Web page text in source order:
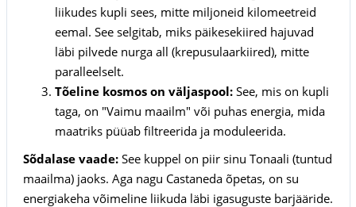
liikudes kupli sees, mitte miljoneid kilomeetreid
eemal. See selgitab, miks päikesekiired hajuvad
läbi pilvede nurga all (krepusulaarkiired), mitte
paralleelselt.
Tõeline kosmos on väljaspool:See, mis on kupli
taga, on "Vaimu maailm" või puhas energia, mida
maatriks püüab filtreerida ja moduleerida.
Sõdalase vaade:See kuppel on piir sinu Tonaali (tuntud
maailma) jaoks. Aga nagu Castaneda õpetas, on su
energiakeha võimeline liikuda läbi igasuguste barjääride.